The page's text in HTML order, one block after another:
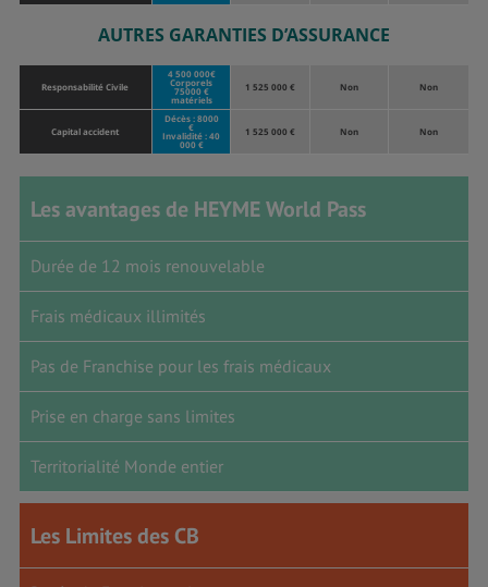
AUTRES GARANTIES D’ASSURANCE
Responsabilité Civile
4 500 000€
Corporels
75000 €
matériels
1 525 000 € Non Non
Capital accident
Décès : 8000
€
Invalidité : 40
000 €
1 525 000 € Non Non
Les avantages de HEYME World Pass
Durée de 12 mois renouvelable
Frais médicaux illimités
Pas de Franchise pour les frais médicaux
Prise en charge sans limites
Territorialité Monde entier
Les Limites des CB